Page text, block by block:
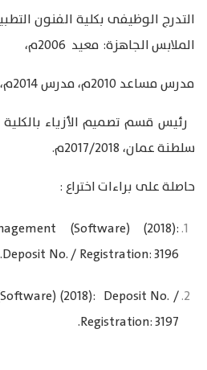
التدرج الوظيفى بكلية الفنون
الملابس الجاهزة: معيد 2006م،
مدرس مساعد 2010م، مدرس 2014م، أستاذ مساعد 2020م.
رئيس قسم تصميم الأزياء
سلطنة عمان، 2017/2018م.
حاصلة على براءات اختراع :
(Software) (2018):
Deposit No. / Registration: 3196.
(2018): Deposit No. /
Registration: 3197.